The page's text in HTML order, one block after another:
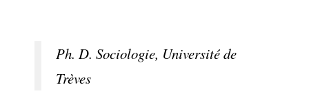
Ph. D. Sociologie, Université de
Trèves